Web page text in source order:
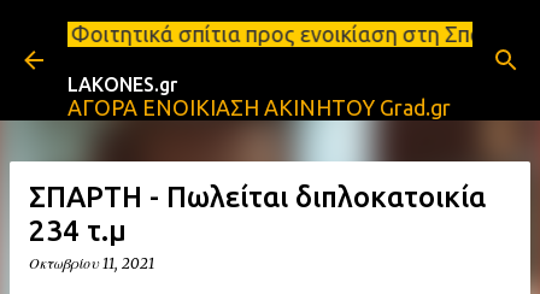
Μετάβαση στο κύριο περιεχόμενο
προς ενοικίαση στη Σπάρτη Ενοικιάσεις
LAKONES.gr
ΑΓΟΡΑ ΕΝΟΙΚΙΑΣΗ ΑΚΙΝΗΤΟΥ Grad.gr
ΣΠΑΡΤΗ - Πωλείται διπλοκατοικία
234 τ.μ
Οκτωβρίου 11, 2021